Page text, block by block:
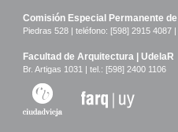
Comisión Especial Permanente
Piedras 528 | teléfono: [598] 2915 4087
Facultad de Arquitectura | UdelaR
Br. Artigas 1031 | tel.: [598] 2400 1106